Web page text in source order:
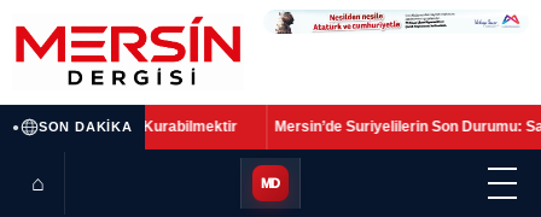
SON DAKIKA
•Mersin’de Suriyelilerin Son Durumu: Sayı Azalıyor, Göçün Etkileri
⌂ MD